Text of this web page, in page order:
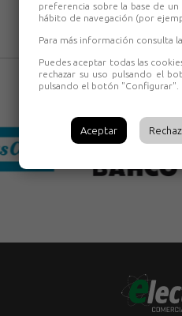
preferencia sobre la base de
hábito de navegación (por
Para más información consulta la
Puedes aceptar todas las
rechazar su uso pulsando el
pulsando el botón "Configurar".
Aceptar